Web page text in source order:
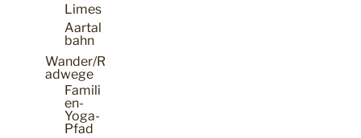
Limes
Aartal
bahn
Wander/R
adwege
Famili
en-
Yoga-
Pfad